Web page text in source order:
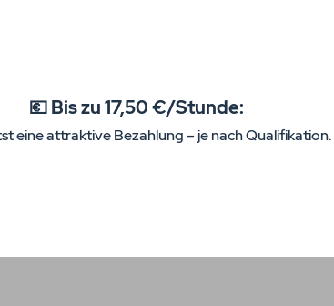
💶 Bis zu 17,50 €/Stunde:
eine attraktive Bezahlung – je nach Qualifikation.